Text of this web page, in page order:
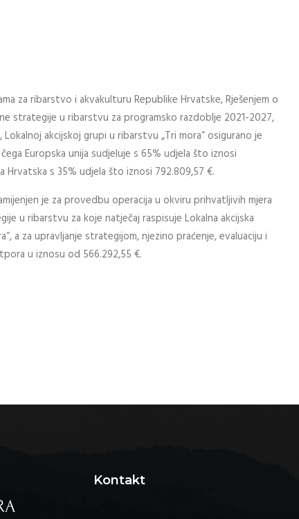
za ribarstvo i akvakulturu Republike Hrvatske, Rješenjem o
strategije u ribarstvu za programsko razdoblje 2021-2027,
akcijskoj grupi u ribarstvu „Tri mora“ osigurano je
Europska unija sudjeluje s 65% udjela što iznosi
Hrvatska s 35% udjela što iznosi 792.809,57 €.
je za provedbu operacija u okviru prihvatljivih mjera
u ribarstvu za koje natječaj raspisuje Lokalna akcijska
a za upravljanje strategijom, njezino praćenje, evaluaciju i
u iznosu od 566.292,55 €.
Kontakt